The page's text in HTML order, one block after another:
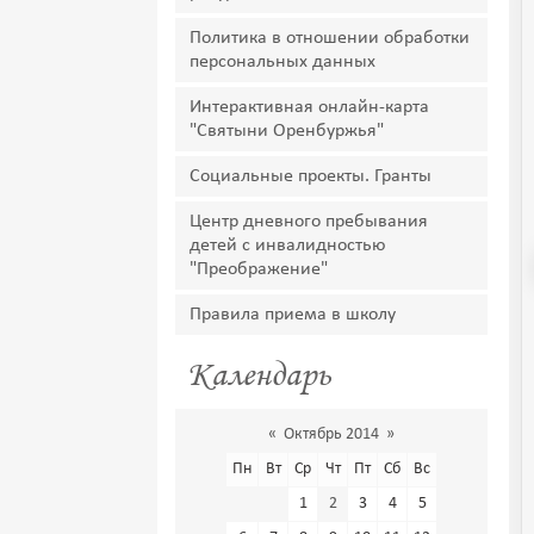
Политика в отношении обработки
персональных данных
Интерактивная онлайн-карта
"Святыни Оренбуржья"
Социальные проекты. Гранты
Центр дневного пребывания
детей с инвалидностью
"Преображение"
Правила приема в школу
Календарь
« Октябрь 2014 »
Пн
Вт Ср Чт Пт Сб
Вс
1
2 3 4
5